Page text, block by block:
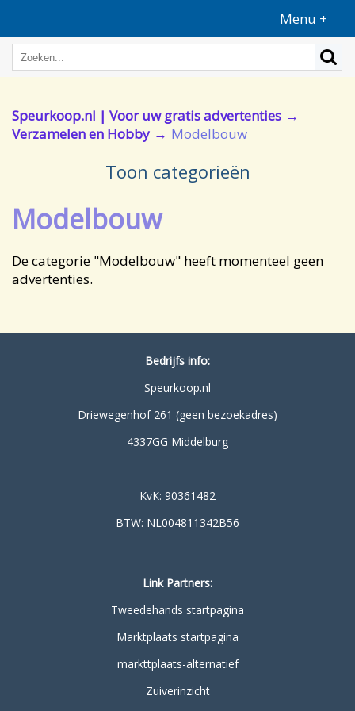
Menu +
Speurkoop.nl | Voor uw gratis advertenties
Verzamelen en Hobby
Modelbouw
Toon categorieën
Modelbouw
De categorie "Modelbouw" heeft momenteel geen
advertenties.
Bedrijfs info:
Speurkoop.nl
Driewegenhof 261 (geen bezoekadres)
4337GG Middelburg
KvK: 90361482
BTW: NL004811342B56
Link Partners:
Tweedehands startpagina
Marktplaats startpagina
markttplaats-alternatief
Zuiverinzicht